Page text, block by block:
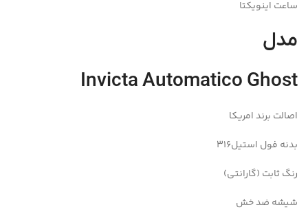
ساعت اینویکتا
مدل
Invicta Automatico Ghost
اصالت برند امریکا
بدنه فول استیل316
رنگ ثابت (گارانتی)
شیشه ضد خش